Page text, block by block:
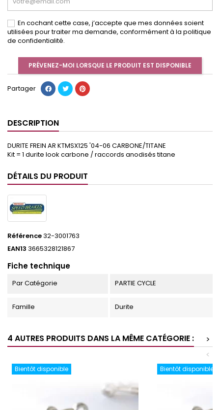
En cochant cette case, j’accepte que mes données soient
utilisées pour traiter ma demande, conformément à la politique
de confidentialité.
PRÉVENEZ-MOI LORSQUE LE PRODUIT EST DISPONIBLE
Partager
DESCRIPTION
DURITE FREIN AR KTMSX125 '04-06 CARBONE/TITANE
Kit = 1 durite look carbone / raccords anodisés titane
DÉTAILS DU PRODUIT
Référence32-3001763
EAN13 3665328121867
Fiche technique
Par Catégorie PARTIE CYCLE
Famille Durite
4 AUTRES PRODUITS DANS LA MÊME CATÉGORIE :
>
<
Bientôt disponible Bientôt disponible